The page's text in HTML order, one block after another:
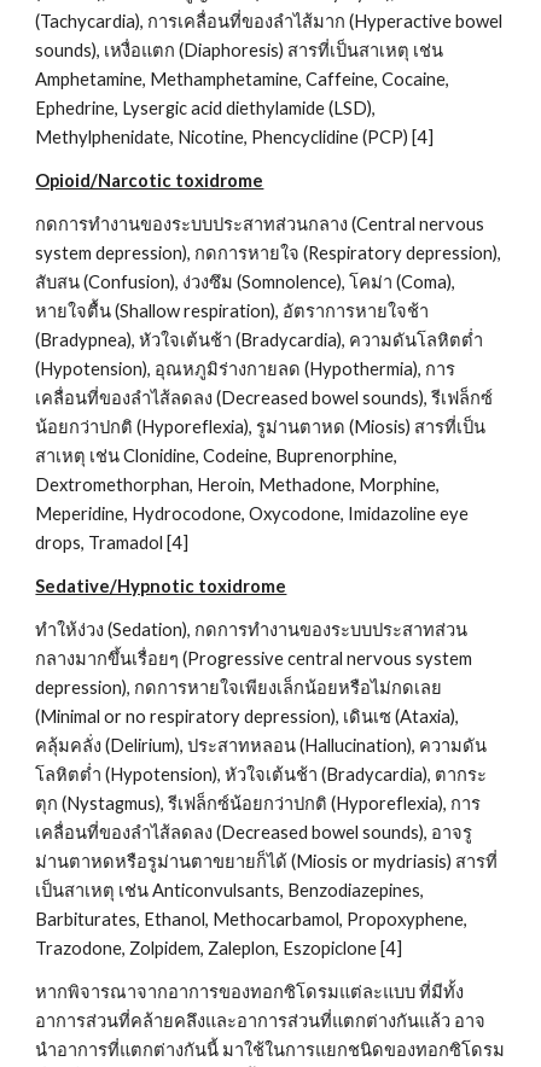
(Tachycardia), การเคลื่อนที่ของลำไส้มาก (Hyperactive bowel
sounds), เหงื่อแตก (Diaphoresis) สารที่เป็นสาเหตุ เช่น
Amphetamine, Methamphetamine, Caffeine, Cocaine,
Ephedrine, Lysergic acid diethylamide (LSD),
Methylphenidate, Nicotine, Phencyclidine (PCP) [4]
Opioid/Narcotic toxidrome
กดการทำงานของระบบประสาทส่วนกลาง (Central nervous
system depression), กดการหายใจ (Respiratory depression),
สับสน (Confusion), ง่วงซึม (Somnolence), โคม่า (Coma),
หายใจตื้น (Shallow respiration), อัตราการหายใจช้า
(Bradypnea), หัวใจเต้นช้า (Bradycardia), ความดันโลหิตต่ำ
(Hypotension), อุณหภูมิร่างกายลด (Hypothermia), การ
เคลื่อนที่ของลำไส้ลดลง (Decreased bowel sounds), รีเฟล็กซ์
น้อยกว่าปกติ (Hyporeflexia), รูม่านตาหด (Miosis) สารที่เป็น
สาเหตุ เช่น Clonidine, Codeine, Buprenorphine,
Dextromethorphan, Heroin, Methadone, Morphine,
Meperidine, Hydrocodone, Oxycodone, Imidazoline eye
drops, Tramadol [4]
Sedative/Hypnotic toxidrome
ทำให้ง่วง (Sedation), กดการทำงานของระบบประสาทส่วน
กลางมากขึ้นเรื่อยๆ (Progressive central nervous system
depression), กดการหายใจเพียงเล็กน้อยหรือไม่กดเลย
(Minimal or no respiratory depression), เดินเซ (Ataxia),
คลุ้มคลั่ง (Delirium), ประสาทหลอน (Hallucination), ความดัน
โลหิตต่ำ (Hypotension), หัวใจเต้นช้า (Bradycardia), ตากระ
ตุก (Nystagmus), รีเฟล็กซ์น้อยกว่าปกติ (Hyporeflexia), การ
เคลื่อนที่ของลำไส้ลดลง (Decreased bowel sounds), อาจรู
ม่านตาหดหรือรูม่านตาขยายก็ได้ (Miosis or mydriasis) สารที่
เป็นสาเหตุ เช่น Anticonvulsants, Benzodiazepines,
Barbiturates, Ethanol, Methocarbamol, Propoxyphene,
Trazodone, Zolpidem, Zaleplon, Eszopiclone [4]
หากพิจารณาจากอาการของทอกซิโดรมแต่ละแบบ ที่มีทั้ง
อาการส่วนที่คล้ายคลึงและอาการส่วนที่แตกต่างกันแล้ว อาจ
นำอาการที่แตกต่างกันนี้ มาใช้ในการแยกชนิดของทอกซิโดรม